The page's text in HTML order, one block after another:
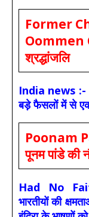
Former
Oommen
श्रद्धांजलि
India news :-
बड़े फैसलों में से
Poonam
पूनम पांडे की
Had No
भारतीयों की